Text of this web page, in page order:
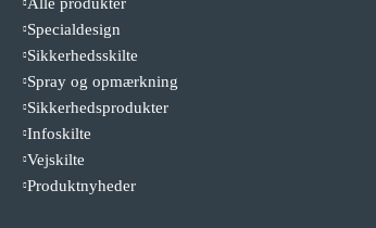
Alle produkter
Specialdesign
Sikkerhedsskilte
Spray og opmærkning
Sikkerhedsprodukter
Infoskilte
Vejskilte
Produktnyheder